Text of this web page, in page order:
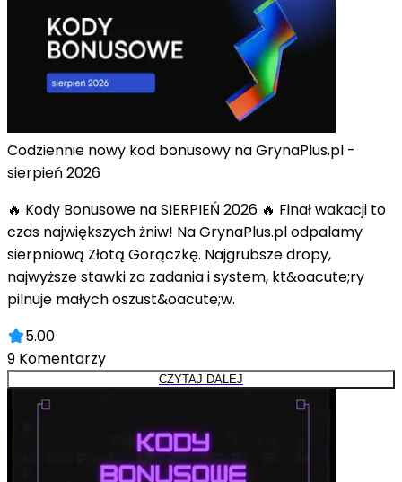
Codziennie nowy kod bonusowy na GrynaPlus.pl -
sierpień 2026
🔥 Kody Bonusowe na SIERPIEŃ 2026 🔥 Finał wakacji to
czas największych żniw! Na GrynaPlus.pl odpalamy
sierpniową Złotą Gorączkę. Najgrubsze dropy,
najwyższe stawki za zadania i system, kt&oacute;ry
pilnuje małych oszust&oacute;w.
5.00
9 Komentarzy
CZYTAJ DALEJ